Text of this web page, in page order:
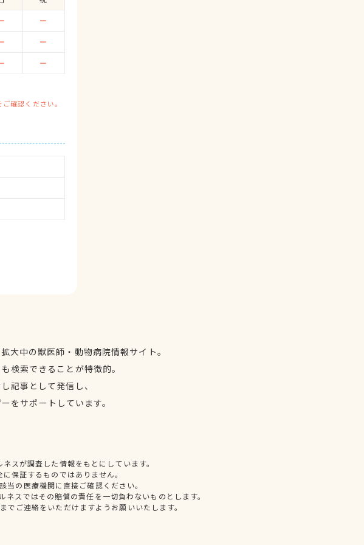
ー
ー
ー
確認ください。
大中の獣医師・動物病院情報サイト。
検索できることが特徴的。
記事として発信し、
をサポートしています。
スが調査した情報をもとにしています。
保証するものではありません。
の医療機関に直接ご確認ください。
スではその賠償の責任を一切負わないものとします。
ご連絡をいただけますようお願いいたします。